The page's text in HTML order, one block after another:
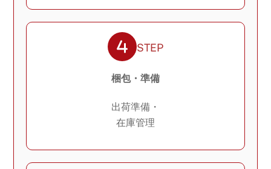
STEP
梱包・準備
出荷準備・
在庫管理